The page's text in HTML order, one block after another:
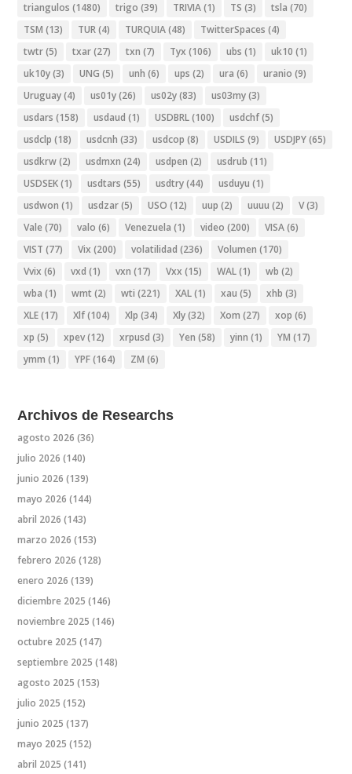
triangulos (1480) trigo (39) TRIVIA(1) TS (3) tsla (70)
TSM (13) TUR(4) TURQUIA(48) TwitterSpaces (4)
twtr(5) txar(27) txn (7) Tyx (106) ubs (1) uk10 (1)
uk10y(3) UNG (5) unh (6) ups (2) ura (6) uranio (9)
Uruguay(4) us01y(26) us02y(83) us03my(3)
usdars (158) usdaud (1) USDBRL(100) usdchf(5)
usdclp (18) usdcnh (33) usdcop (8) USDILS (9) USDJPY(65)
usdkrw(2) usdmxn (24) usdpen (2) usdrub (11)
USDSEK(1) usdtars (55) usdtry(44) usduyu (1)
usdwon (1) usdzar(5) USO (12) uup (2) uuuu (2) V(3)
Vale (70) valo (6) Venezuela (1) video (200) VISA(6)
VIST (77) Vix (200) volatilidad (236) Volumen (170)
Vvix (6) vxd (1) vxn (17) Vxx (15) WAL(1) wb (2)
wba (1) wmt (2) wti (221) XAL(1) xau (5) xhb (3)
XLE(17) Xlf(104) Xlp (34) Xly(32) Xom (27) xop (6)
xp (5) xpev(12) xrpusd (3) Yen (58) yinn (1) YM (17)
ymm (1) YPF(164) ZM (6)
Archivos de Researchs
agosto 2026 (36)
julio 2026 (140)
junio 2026 (139)
mayo 2026 (144)
abril 2026 (143)
marzo 2026 (153)
febrero 2026 (128)
enero 2026 (139)
diciembre 2025 (146)
noviembre 2025 (146)
octubre 2025 (147)
septiembre 2025 (148)
agosto 2025 (153)
julio 2025 (152)
junio 2025 (137)
mayo 2025 (152)
abril 2025 (141)